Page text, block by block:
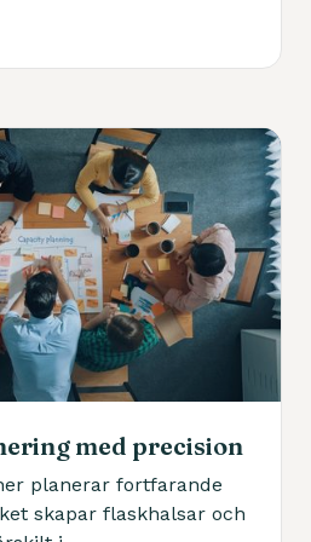
än ”bara” ett
med precision
planerar fortfarande
skapar flaskhalsar och